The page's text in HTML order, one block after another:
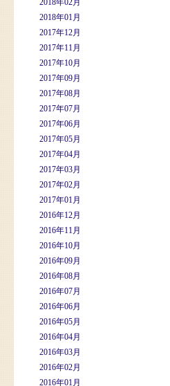
2018年02月
2018年01月
2017年12月
2017年11月
2017年10月
2017年09月
2017年08月
2017年07月
2017年06月
2017年05月
2017年04月
2017年03月
2017年02月
2017年01月
2016年12月
2016年11月
2016年10月
2016年09月
2016年08月
2016年07月
2016年06月
2016年05月
2016年04月
2016年03月
2016年02月
2016年01月